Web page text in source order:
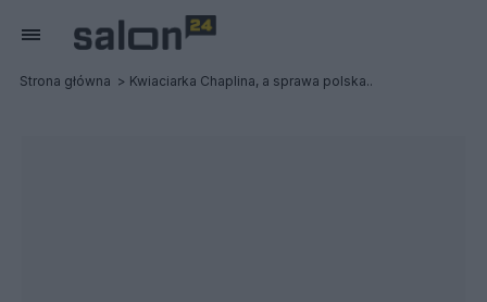
Strona główna Kwiaciarka Chaplina, a sprawa polska..